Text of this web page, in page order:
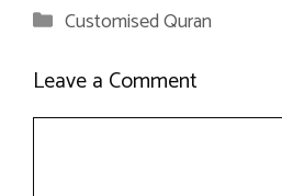
Categories
Customised Quran
Leave a Comment